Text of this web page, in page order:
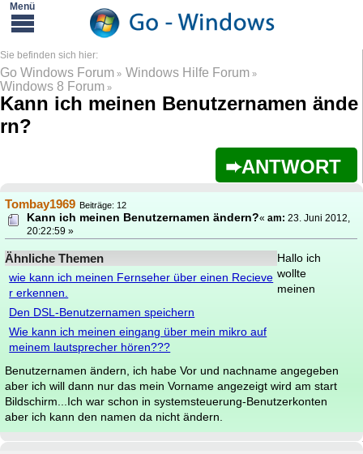
Go Windows Forum » Windows Hilfe Forum »
Windows 8 Forum »
Kann ich meinen Benutzernamen ände
rn?
ANTWORT
Tombay1969 Beiträge: 12
Kann ich meinen Benutzernamen ändern?«am: 23. Juni 2012,
20:22:59 »
Ähnliche Themen
wie kann ich meinen Fernseher über einen Recieve
r erkennen.
Den DSL-Benutzernamen speichern
Wie kann ich meinen eingang über mein mikro auf
meinem lautsprecher hören???
Hallo ich
wollte
meinen
Benutzernamen ändern, ich habe Vor und nachname angegeben
aber ich will dann nur das mein Vorname angezeigt wird am start
Bildschirm...Ich war schon in systemsteuerung-Benutzerkonten
aber ich kann den namen da nicht ändern.